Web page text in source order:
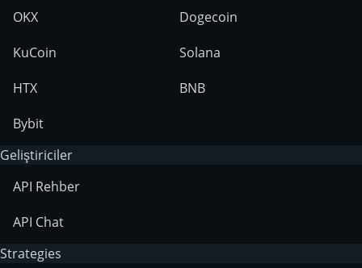
OKX
KuCoin
HTX
Bybit
Dogecoin
Solana
BNB
Geliştiriciler
API Rehber
API Chat
Strategies